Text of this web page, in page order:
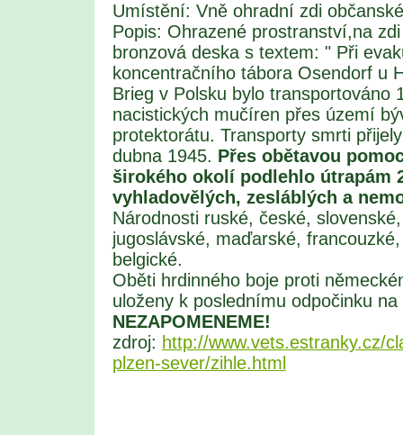
Umístění: Vně ohradní zdi
Popis: Ohrazené prostranství,na
bronzová deska s textem: " Při
koncentračního tábora Osendorf u
Brieg v Polsku bylo transportováno
nacistických mučíren přes území
protektorátu. Transporty smrti
dubna 1945. Přes obětavou
širokého okolí podlehlo útrapám
vyhladovělých, zesláblých a
Národnosti ruské, české,
jugoslávské, maďarské,
belgické.
Oběti hrdinného boje proti
uloženy k poslednímu odpočinku
NEZAPOMENEME!
zdroj: http://www.vets.estranky.cz/
plzen-sever/zihle.html